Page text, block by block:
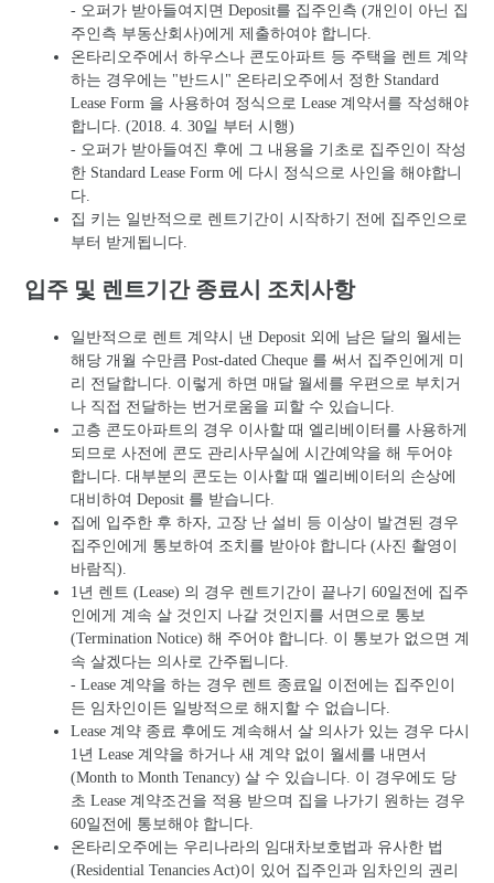
- 오퍼가 받아들여지면 Deposit를 집주인측 (개인이 아닌 집
주인측 부동산회사)에게 제출하여야 합니다.
온타리오주에서 하우스나 콘도아파트 등 주택을 렌트 계약
하는 경우에는 "반드시" 온타리오주에서 정한 Standard
Lease Form 을 사용하여 정식으로 Lease 계약서를 작성해야
합니다. (2018. 4. 30일 부터 시행)
- 오퍼가 받아들여진 후에 그 내용을 기초로 집주인이 작성
한 Standard Lease Form 에 다시 정식으로 사인을 해야합니
다.
집 키는 일반적으로 렌트기간이 시작하기 전에 집주인으로
부터 받게됩니다.
입주 및 렌트기간 종료시 조치사항
일반적으로 렌트 계약시 낸 Deposit 외에 남은 달의 월세는
해당 개월 수만큼 Post-dated Cheque 를 써서 집주인에게 미
리 전달합니다. 이렇게 하면 매달 월세를 우편으로 부치거
나 직접 전달하는 번거로움을 피할 수 있습니다.
고층 콘도아파트의 경우 이사할 때 엘리베이터를 사용하게
되므로 사전에 콘도 관리사무실에 시간예약을 해 두어야
합니다. 대부분의 콘도는 이사할 때 엘리베이터의 손상에
대비하여 Deposit 를 받습니다.
집에 입주한 후 하자, 고장 난 설비 등 이상이 발견된 경우
집주인에게 통보하여 조치를 받아야 합니다 (사진 촬영이
바람직).
1년 렌트 (Lease) 의 경우 렌트기간이 끝나기 60일전에 집주
인에게 계속 살 것인지 나갈 것인지를 서면으로 통보
(Termination Notice) 해 주어야 합니다. 이 통보가 없으면 계
속 살겠다는 의사로 간주됩니다.
- Lease 계약을 하는 경우 렌트 종료일 이전에는 집주인이
든 임차인이든 일방적으로 해지할 수 없습니다.
Lease 계약 종료 후에도 계속해서 살 의사가 있는 경우 다시
1년 Lease 계약을 하거나 새 계약 없이 월세를 내면서
(Month to Month Tenancy) 살 수 있습니다. 이 경우에도 당
초 Lease 계약조건을 적용 받으며 집을 나가기 원하는 경우
60일전에 통보해야 합니다.
온타리오주에는 우리나라의 임대차보호법과 유사한 법
(Residential Tenancies Act)이 있어 집주인과 임차인의 권리